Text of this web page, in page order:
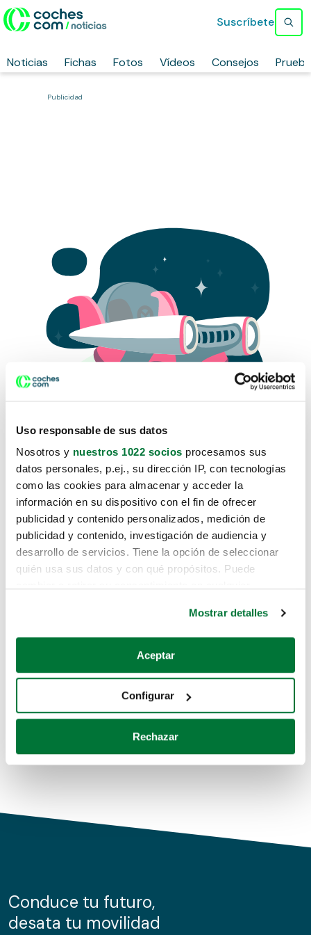
Uso responsable de sus datos
Nosotros y nuestros 1022 socios procesamos sus
datos personales, p.ej., su dirección IP, con tecnologías
como las cookies para almacenar y acceder la
información en su dispositivo con el fin de ofrecer
publicidad y contenido personalizados, medición de
publicidad y contenido, investigación de audiencia y
desarrollo de servicios. Tiene la opción de seleccionar
quién usa sus datos y con qué propósitos. Puede
Si lo permite, también quisiéramos:
Recopilar información sobre su ubicación geográfica
Identificar su dispositivo analizándolo activamente
para buscar características específicas (huellas
Obtenga más información sobre cómo se procesan sus
de cookies.
información sobre el uso que haga del sitio web con
nuestros partners de redes sociales, publicidad y análisis
Mostrar detalles
Aceptar
Configurar
Rechazar
Noticias Fichas Fotos Vídeos Consejos
Suscríbete
Publicidad
Lo sentimos, no sabemos como
te hemos traido hasta aquí.
Pero puedes encontrar el coche que estás
buscando en alguno de estos enlaces:
Coches de segunda mano
Coches de km0
Conduce tu futuro,
desata tu movilidad